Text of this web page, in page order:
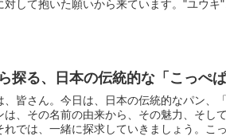
して抱いた願いから来ています。"ユウキ"
探る、日本の伝統的な「こっぺ
、皆さん。今日は、日本の伝統的なパン、
は、その名前の由来から、その魅力、そし
れでは、一緒に探求していきましょう。こ